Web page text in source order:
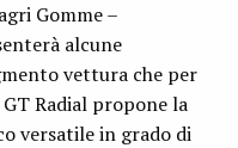
Gomme –
alcune
vettura che per
Radial propone la
versatile in grado di